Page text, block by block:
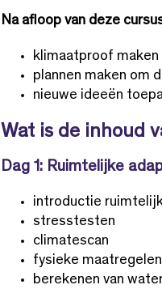
Na afloop van deze
klimaatproof
plannen maken om
nieuwe ideeën
Wat is de inhoud
Dag 1: Ruimtelijke
introductie
stresstesten
climatescan
fysieke
berekenen van